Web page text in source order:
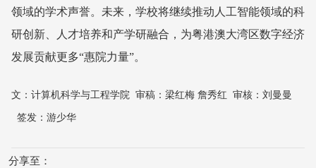
领域的学术声誉。未来，学校将继续推动人工智能领域的科
研创新、人才培养和产学研融合，为粤港澳大湾区数字经济
发展贡献更多“惠院力量”。
文： 计算机科学与工程学院 审稿： 梁红梅 詹秀红 审核： 刘曼曼
签发： 游少华
分享至：